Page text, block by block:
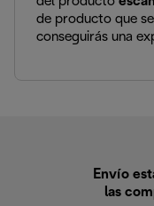
de producto que
conseguirás una
Envío
las